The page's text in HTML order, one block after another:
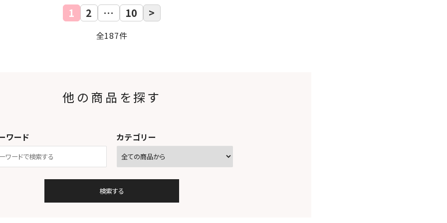
1 2 … 10 >
全187件
他の商品を探す
ワード カテゴリー
検索する